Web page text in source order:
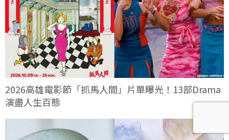
2026高雄電影節「抓馬人間」片單曝光！13部Drama
演盡人生百態